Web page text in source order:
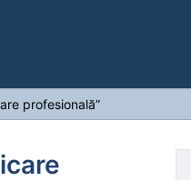
profesională”